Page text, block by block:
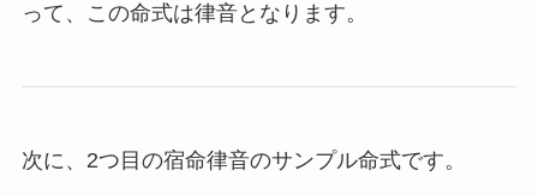
って、この命式は律音となります。
次に、2つ目の宿命律音のサンプル命式です。